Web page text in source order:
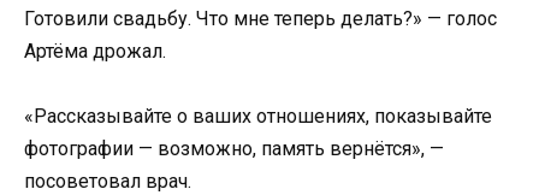
Готовили свадьбу. Что мне теперь делать?» — голос
Артёма дрожал.
«Рассказывайте о ваших отношениях, показывайте
фотографии — возможно, память вернётся», —
посоветовал врач.